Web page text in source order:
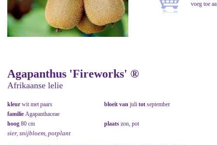
Agapanthus 'Fireworks' ®
Afrikaanse lelie
kleur wit met paars bloeit van juli tot september
familie Agapanthaceae
hoog 80 cm plaats zon, pot
sier, snijbloem, potplant